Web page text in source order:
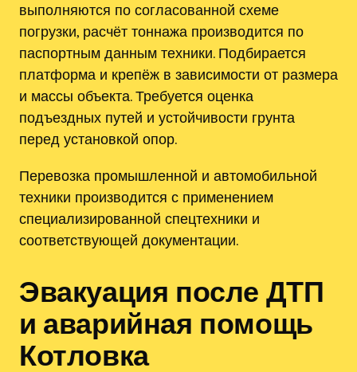
выполняются по согласованной схеме
погрузки, расчёт тоннажа производится по
паспортным данным техники. Подбирается
платформа и крепёж в зависимости от размера
и массы объекта. Требуется оценка
подъездных путей и устойчивости грунта
перед установкой опор.
Перевозка промышленной и автомобильной
техники производится с применением
специализированной спецтехники и
соответствующей документации.
Эвакуация после ДТП
и аварийная помощь
Котловка